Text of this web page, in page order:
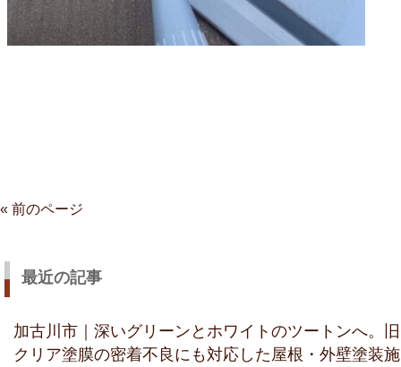
« 前のページ
最近の記事
加古川市｜深いグリーンとホワイトのツートンへ。旧
クリア塗膜の密着不良にも対応した屋根・外壁塗装施